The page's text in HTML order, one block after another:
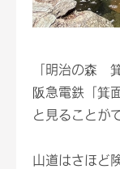
「明治の森
阪急電鉄「箕
と見ることが
山道はさほど